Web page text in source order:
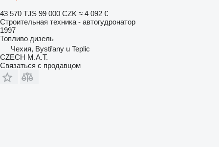
43 570 TJS 99 000 CZK ≈ 4 092 €
Строительная техника - автогудронатор
1997
Топливо дизель
Чехия, Bystřany u Teplic
CZECH M.A.T.
Связаться с продавцом